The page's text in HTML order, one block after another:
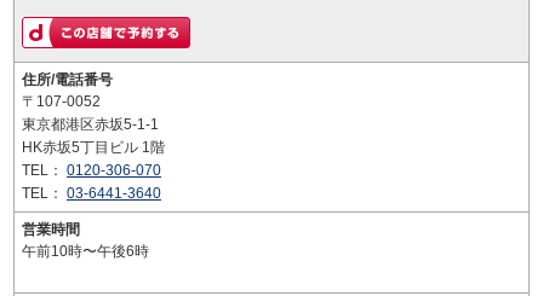
住所/電話番号
〒107-0052
東京都港区赤坂5-1-1
HK赤坂5丁目ビル 1階
TEL： 0120-306-070
TEL： 03-6441-3640
営業時間
午前10時〜午後6時